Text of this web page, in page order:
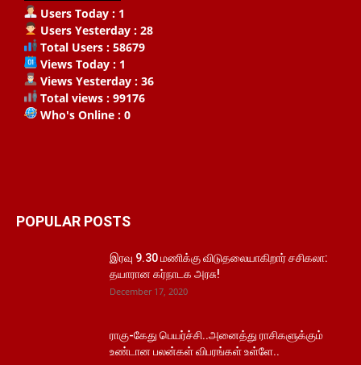
Users Today : 1
Users Yesterday : 28
Total Users : 58679
Views Today : 1
Views Yesterday : 36
Total views : 99176
Who's Online : 0
POPULAR POSTS
இரவு 9.30 மணிக்கு விடுதலையாகிறார் சசிகலா:
தயாரான கர்நாடக அரசு!
December 17, 2020
ராகு-கேது பெயர்ச்சி..அனைத்து ராசிகளுக்கும்
உண்டான பலன்கள் விபரங்கள் உள்ளே..